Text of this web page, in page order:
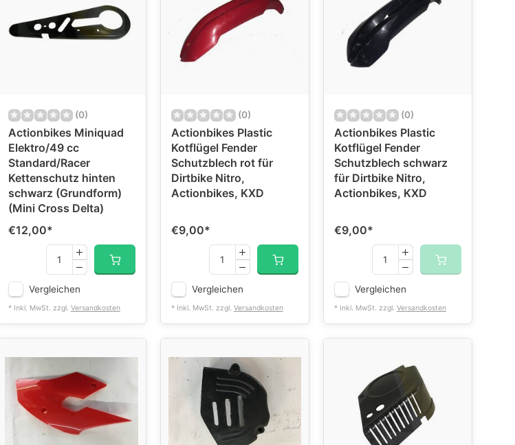
(0)
Actionbikes Miniquad
Elektro/49 cc
Standard/Racer
Kettenschutz hinten
schwarz (Grundform)
(Mini Cross Delta)
€12,00*
Vergleichen
* Inkl. MwSt. zzgl. Versandkosten
(0)
Actionbikes Plastic
Kotflügel Fender
Schutzblech rot für
Dirtbike Nitro,
Actionbikes, KXD
€9,00*
Vergleichen
* Inkl. MwSt. zzgl. Versandkosten
(0)
Actionbikes Plastic
Kotflügel Fender
Schutzblech schwarz
für Dirtbike Nitro,
Actionbikes, KXD
€9,00*
Vergleichen
* Inkl. MwSt. zzgl. Versandkosten